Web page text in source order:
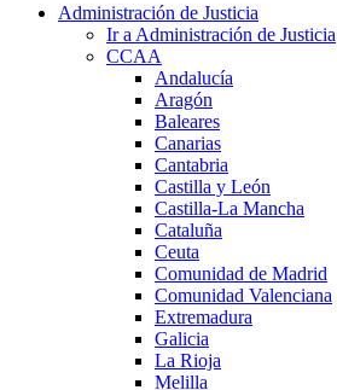
Administración de Justicia
Ir a Administración de Justicia
CCAA
Andalucía
Aragón
Baleares
Canarias
Cantabria
Castilla y León
Castilla-La Mancha
Cataluña
Ceuta
Comunidad de Madrid
Comunidad Valenciana
Extremadura
Galicia
La Rioja
Melilla